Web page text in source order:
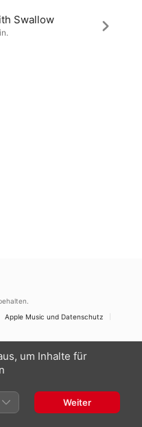
Swallow
Apple Music und Datenschutz
um Inhalte für
Weiter